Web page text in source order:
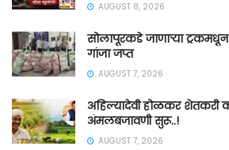
AUGUST 8, 2026
सोलापूरकडे जाणाऱ्या
गांजा जप्त
AUGUST 7, 2026
अहिल्यादेवी होळकर शेतकरी
अंमलबजावणी सुरू..!
AUGUST 7, 2026